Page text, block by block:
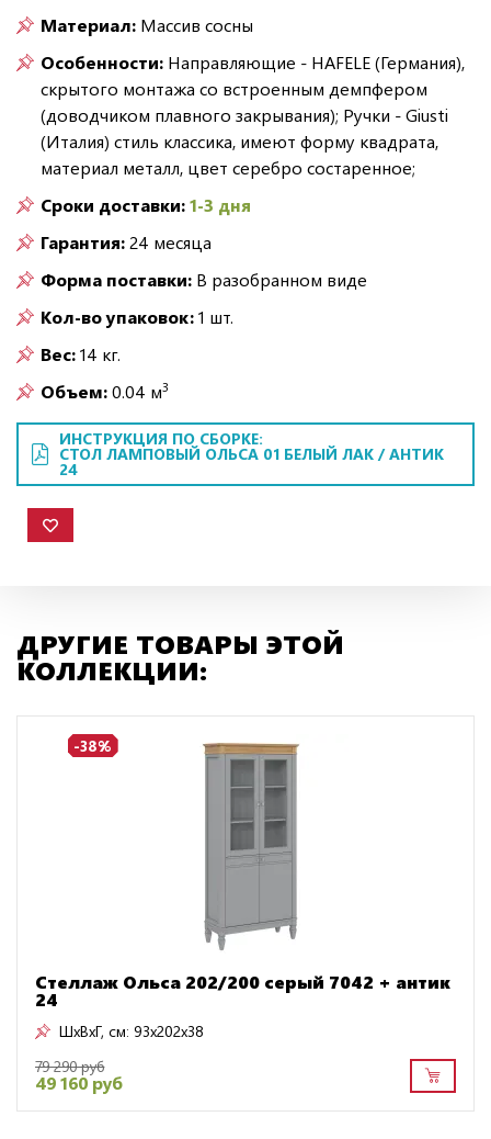
Материал: Массив сосны
Особенности: Направляющие - HAFELE (Германия),
скрытого монтажа со встроенным демпфером
(доводчиком плавного закрывания); Ручки - Giusti
(Италия) стиль классика, имеют форму квадрата,
материал металл, цвет серебро состаренное;
Сроки доставки:1-3 дня
Гарантия:24 месяца
Форма поставки: В разобранном виде
Кол-во упаковок:1 шт.
Вес:14 кг.
Объем:0.04 м3
ИНСТРУКЦИЯ ПО СБОРКЕ:
СТОЛ ЛАМПОВЫЙ ОЛЬСА 01 БЕЛЫЙ ЛАК / АНТИК
24
ДРУГИЕ ТОВАРЫ ЭТОЙ
КОЛЛЕКЦИИ:
-38%
Стеллаж Ольса 202/200 серый 7042 + антик
24
ШxВxГ, см: 93x202x38
79 290 руб
49 160 руб